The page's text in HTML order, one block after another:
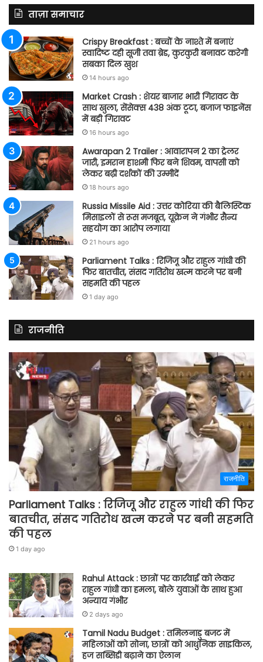
ताज़ा समाचार
Crispy Breakfast : बच्चों के नाश्ते में बनाएं
स्वादिष्ट दही सूजी तवा ब्रेड, कुरकुरी बनावट करेगी
सबका दिल खुश
14 hours ago
Market Crash : शेयर बाजार भारी गिरावट के
साथ खुला, सेंसेक्स 438 अंक टूटा, बजाज फाइनेंस
में बड़ी गिरावट
16 hours ago
Awarapan 2 Trailer : आवारापन 2 का ट्रेलर
जारी, इमरान हाशमी फिर बने शिवम, वापसी को
लेकर बढ़ी दर्शकों की उम्मीदें
18 hours ago
Russia Missile Aid : उत्तर कोरिया की बैलिस्टिक
मिसाइलों से रूस मजबूत, यूक्रेन ने गंभीर सैन्य
सहयोग का आरोप लगाया
21 hours ago
Parliament Talks : रिजिजू और राहुल गांधी की
फिर बातचीत, संसद गतिरोध खत्म करने पर बनी
सहमति की पहल
1 day ago
राजनीति
राजनीति
Parliament Talks : रिजिजू और राहुल गांधी की फिर
बातचीत, संसद गतिरोध खत्म करने पर बनी सहमति
की पहल
1 day ago
Rahul Attack : छात्रों पर कार्रवाई को लेकर
राहुल गांधी का हमला, बोले युवाओं के साथ हुआ
अन्याय गंभीर
2 days ago
Tamil Nadu Budget : तमिलनाडु बजट में
महिलाओं को सोना, छात्रों को आधुनिक साइकिल,
हज सब्सिडी बढ़ाने का ऐलान